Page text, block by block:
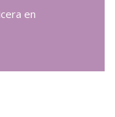
en